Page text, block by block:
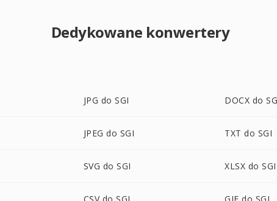
Dedykowane konwertery
JPG do SGI DOCX do
JPEG do SGI TXT do SGI
SVG do SGI XLSX do SGI